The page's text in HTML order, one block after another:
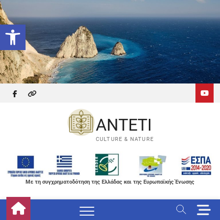
Ανοίξτε τη γραμμή εργαλείων
Skip
to
content
facebook
themefreesia
ANTETI
CULTURE & NATURE
Με τη συγχρηματοδότηση της Ελλάδας και της Ευρωπαϊκής Ένωσης
M
e